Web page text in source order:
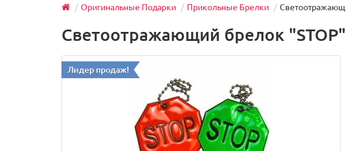
Оригинальные Подарки Прикольные Брелки
Светоотражающий брелок "STOP"
Лидер продаж!